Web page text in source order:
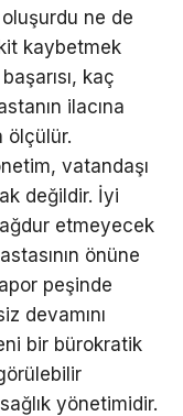
ne de
kaybetmek
kaç
ilacına
ölçülür.
vatandaşı
değildir. İyi
etmeyecek
önüne
peşinde
devamını
bir bürokratik
yönetimidir.